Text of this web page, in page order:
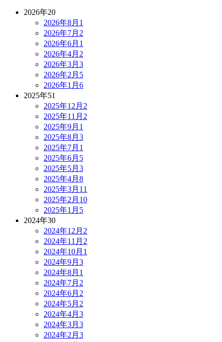
2026年20
2026年8月 1
2026年7月 2
2026年6月 1
2026年4月 2
2026年3月 3
2026年2月 5
2026年1月 6
2025年51
2025年12月 2
2025年11月 2
2025年9月 1
2025年8月 3
2025年7月 1
2025年6月 5
2025年5月 3
2025年4月 8
2025年3月 11
2025年2月 10
2025年1月 5
2024年30
2024年12月 2
2024年11月 2
2024年10月 1
2024年9月 3
2024年8月 1
2024年7月 2
2024年6月 2
2024年5月 2
2024年4月 3
2024年3月 3
2024年2月 3